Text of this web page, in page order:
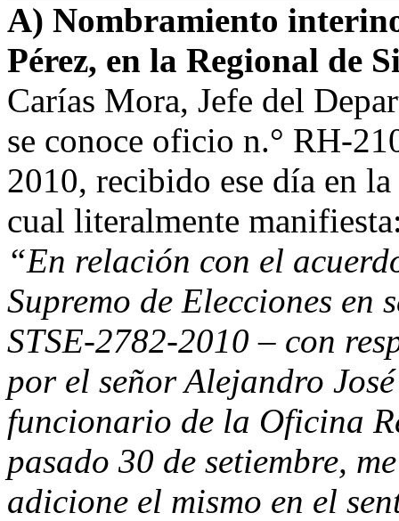
A) Nombramiento
Pérez, en la Regional de
Carías Mora, Jefe del
se conoce oficio n.° RH-
2010, recibido ese día en
cual literalmente
“En relación con el
Supremo de Elecciones en
STSE-2782-2010 – con
por el señor Alejandro
funcionario de la Oficina
pasado 30 de setiembre,
adicione el mismo en el